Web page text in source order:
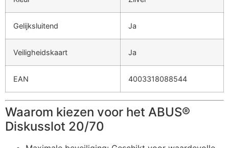
Gelijksluitend Ja
Veiligheidskaart Ja
EAN 4003318088544
Waarom kiezen voor het ABUS®
Diskusslot 20/70